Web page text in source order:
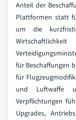
Anteil der
Plattformen statt
um die
für Beschaffungen
für
und Luftwaffe
Verpflichtungen
Upgrades,